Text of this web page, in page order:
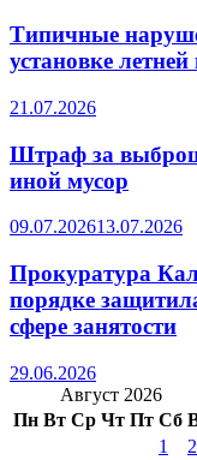
Типичные
установке
21.07.2026
Штраф за
иной мусор
09.07.202613.07.2026
Прокуратура
порядке
сфере занятости
29.06.2026
Август 2026
Пн Вт Ср Чт Пт Сб
1
2